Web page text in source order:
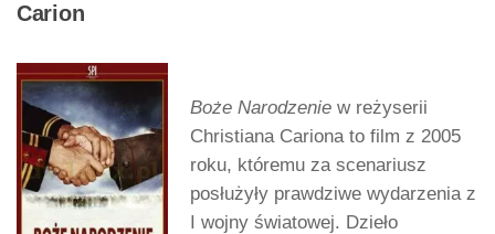
Carion
Boże Narodzenie w reżyserii
Christiana Cariona to film z 2005
roku, któremu za scenariusz
posłużyły prawdziwe wydarzenia z
I wojny światowej. Dzieło